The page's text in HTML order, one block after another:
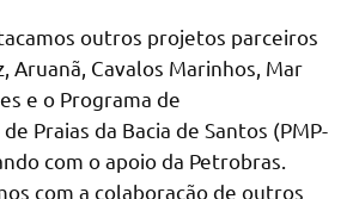
outros projetos parceiros
Aruanã, Cavalos Marinhos, Mar
e o Programa de
Praias da Bacia de Santos (PMP-
com o apoio da Petrobras.
com a colaboração de outros